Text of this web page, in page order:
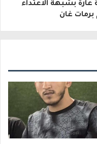
بشبهة الاعتداء
غان